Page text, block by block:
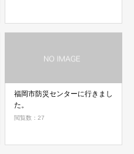
福岡市防災センターに行きまし
た。
閲覧数：27